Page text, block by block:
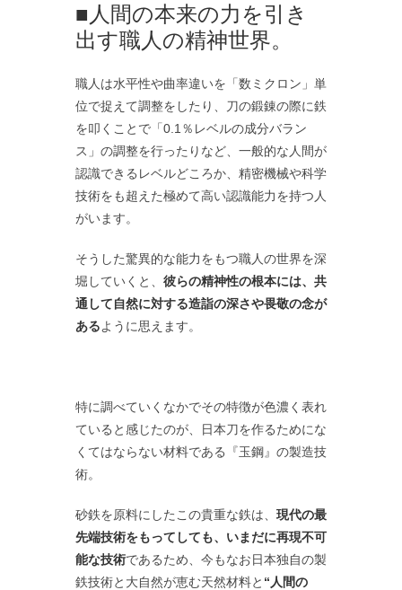
■人間の本来の力を引き
出す職人の精神世界。
職人は水平性や曲率違いを「数ミクロン」単
位で捉えて調整をしたり、刀の鍛錬の際に鉄
を叩くことで「0.1％レベルの成分バラン
ス」の調整を行ったりなど、一般的な人間が
認識できるレベルどころか、精密機械や科学
技術をも超えた極めて高い認識能力を持つ人
がいます。
そうした驚異的な能力をもつ職人の世界を深
堀していくと、 彼らの精神性の根本には、共
通して自然に対する造詣の深さや畏敬の念が
あるように思えます。
特に調べていくなかでその特徴が色濃く表れ
ていると感じたのが、日本刀を作るためにな
くてはならない材料である『玉鋼』の製造技
術。
砂鉄を原料にしたこの貴重な鉄は、 現代の最
先端技術をもってしても、いまだに再現不可
能な技術であるため、今もなお日本独自の製
鉄技術と大自然が恵む天然材料と “人間の